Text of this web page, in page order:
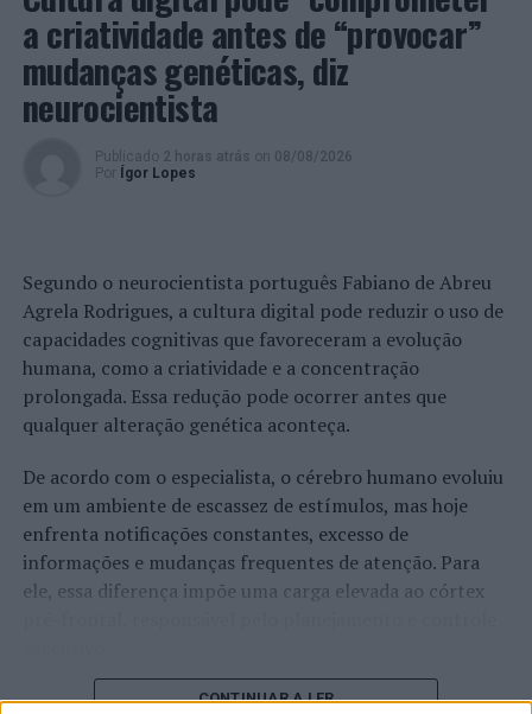
públicas objeto de celebração e registo no Portal Base,
observa-se uma redução de 28,8%, em termos de
variação homóloga temporalmente comparável.
Workshop de Artes Documentais em Castro Marim
NÃO PERCA
Braga com evento de Carnaval no Mercado Municipal
a criatividade antes de “provocar”
mudanças genéticas, diz
neurocientista
Publicado 2 horas atrás on 08/08/2026
Por
Ígor Lopes
Segundo o neurocientista português Fabiano de Abreu
Agrela Rodrigues, a cultura digital pode reduzir o uso de
capacidades cognitivas que favoreceram a evolução
humana, como a criatividade e a concentração
prolongada. Essa redução pode ocorrer antes que
qualquer alteração genética aconteça.
De acordo com o especialista, o cérebro humano evoluiu
em um ambiente de escassez de estímulos, mas hoje
enfrenta notificações constantes, excesso de
informações e mudanças frequentes de atenção. Para
ele, essa diferença impõe uma carga elevada ao córtex
O pesquisador afirma que plataformas digitais também
CONTINUAR A LER